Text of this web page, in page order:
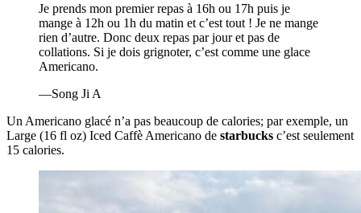
Je prends mon premier repas à 16h ou 17h puis je
mange à 12h ou 1h du matin et c’est tout ! Je ne mange
rien d’autre. Donc deux repas par jour et pas de
collations. Si je dois grignoter, c’est comme une glace
Americano.
—Song Ji A
Un Americano glacé n’a pas beaucoup de calories; par exemple, un
Large (16 fl oz) Iced Caffè Americano de starbucks c’est seulement
15 calories.